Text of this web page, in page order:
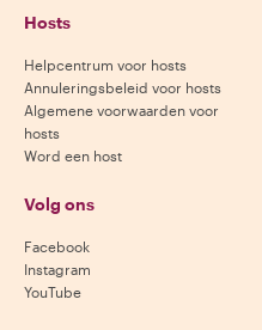
Hosts
Helpcentrum voor hosts
Annuleringsbeleid voor hosts
Algemene voorwaarden voor
hosts
Word een host
Volg ons
Facebook
Instagram
YouTube